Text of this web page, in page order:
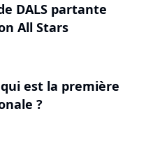
DALS partante
All Stars
est la première
?